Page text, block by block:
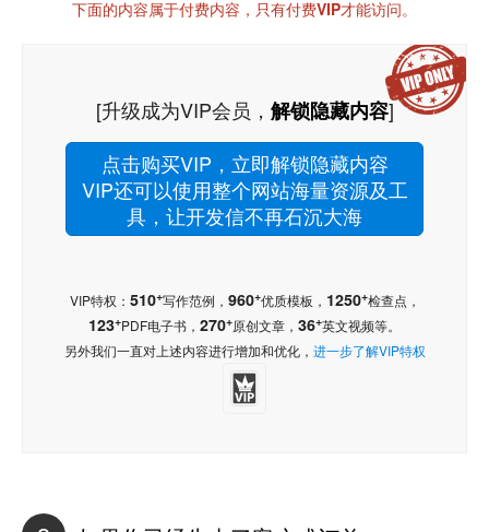
下面的内容属于付费内容，只有付费VIP才能访问。
[升级成为VIP会员， 解锁隐藏内容]
点击购买VIP，立即解锁隐藏内容
VIP还可以使用整个网站海量资源及工
具，让开发信不再石沉大海
VIP特权： 510+写作范例， 960+优质模板， 1250+检查点，
123+PDF电子书， 270+原创文章， 36+英文视频等。
另外我们一直对上述内容进行增加和优化， 进一步了解VIP特权